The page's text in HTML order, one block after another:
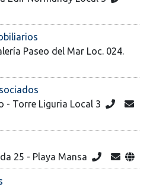
Paseo del Mar Loc. 024.
- Torre Liguria Local 3
25 - Playa Mansa